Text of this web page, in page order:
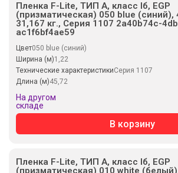
Пленка F-Lite, ТИП А, класс Iб, EGP
(призматическая) 050 blue (синий),
31,167 кг., Серия 1107 2a40b74c-
ac1f6bf4ae59
Цвет050 blue (синий)
Ширина (м)1,22
Технические характеристикиСерия 1107
Длина (м)45,72
На другом
складе
В корзину
Пленка F-Lite, ТИП А, класс Iб, EGP
(призматическая) 010 white